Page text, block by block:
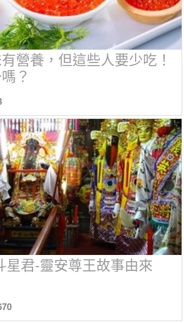
營養，但這些人要少吃！
？
星君-靈安尊王故事由來